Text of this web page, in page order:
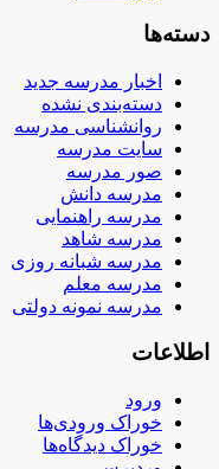
دسته‌ها
اخبار مدرسه جدید
دسته‌بندی نشده
روانشناسی مدرسه
سایت مدرسه
صور مدرسه
مدرسه دانش
مدرسه راهنمایی
مدرسه شاهد
مدرسه شبانه روزی
مدرسه معلم
مدرسه نمونه دولتی
اطلاعات
ورود
خوراک ورودی‌ها
خوراک دیدگاه‌ها